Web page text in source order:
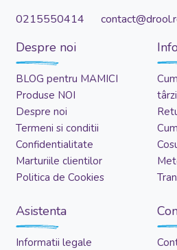
0215550414
Despre noi
BLOG pentru MAMICI
Produse NOI
Despre noi
Termeni si conditii
Confidentialitate
Marturiile clientilor
Politica de Cookies
Asistenta
Informatii legale